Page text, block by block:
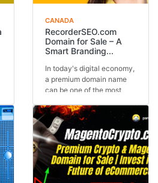
CANADA
RecorderSEO.com
Domain for Sale – A
Smart Branding...
In today's digital economy,
a premium domain name
can be one of the most